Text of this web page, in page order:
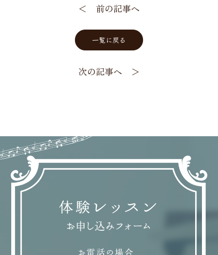
＜ 前の記事へ
一覧に戻る
次の記事へ ＞